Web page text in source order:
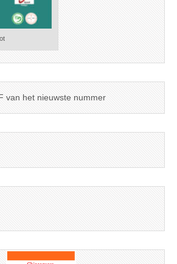
van het nieuwste nummer